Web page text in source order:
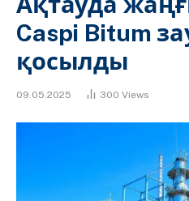
Caspi Bitum
қосылды
09.05.2025 300 Views